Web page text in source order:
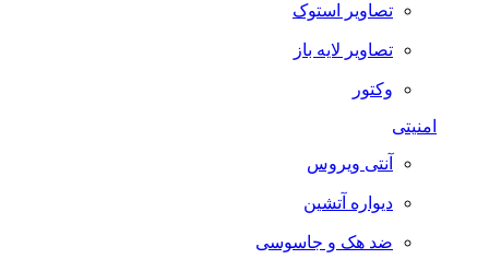
تصاویر استوک
تصاویر لایه باز
وکتور
امنیتی
آنتی ویروس
دیواره آتشین
ضد هک و جاسوسی